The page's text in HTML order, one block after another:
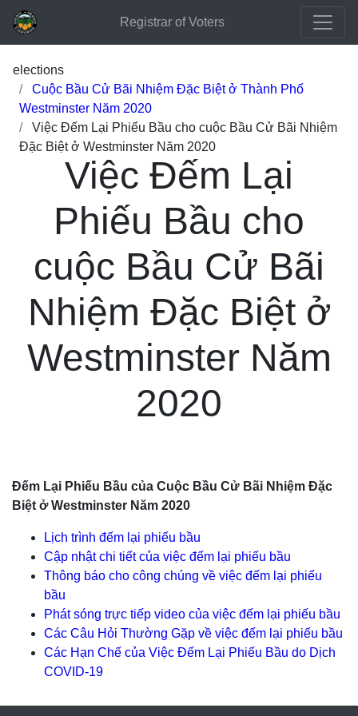
Registrar of Voters
elections
Cuộc Bầu Cử Bãi Nhiệm Đặc Biệt ở Thành Phố
Westminster Năm 2020
Việc Đếm Lại Phiếu Bầu cho cuộc Bầu Cử Bãi Nhiệm
Đặc Biệt ở Westminster Năm 2020
Việc Đếm Lại
Phiếu Bầu cho
cuộc Bầu Cử Bãi
Nhiệm Đặc Biệt ở
Westminster Năm
2020
Đếm Lại Phiếu Bầu của Cuộc Bầu Cử Bãi Nhiệm Đặc
Biệt ở Westminster Năm 2020
Lịch trình đếm lại phiếu bầu
Cập nhật chi tiết của việc đếm lại phiếu bầu
Thông báo cho công chúng về việc đếm lại phiếu
bầu
Phát sóng trực tiếp video của việc đếm lại phiếu bầu
Các Câu Hỏi Thường Gặp về việc đếm lại phiếu bầu
Các Hạn Chế của Việc Đếm Lại Phiếu Bầu do Dịch
COVID-19